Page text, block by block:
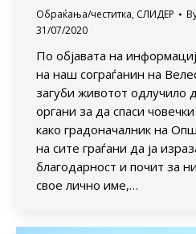
Обраќања/честитка, СЛИДЕР
31/07/2020
По објавата на
на наш сограѓанин на
загуби животот одлучило
органи за да спаси
како градоначалник на
на сите граѓани да ја
благодарност и почит за
свое лично име,…